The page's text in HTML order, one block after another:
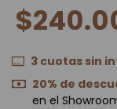
3cuotas sin
20% de
en el